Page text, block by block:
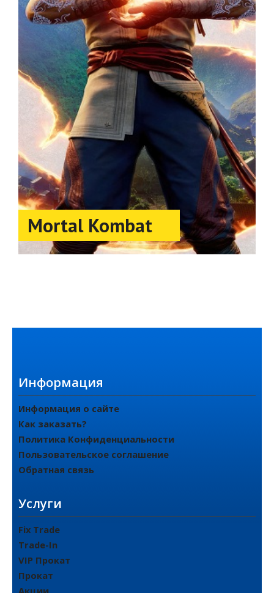
Mortal Kombat
Информация
Информация о сайте
Как заказать?
Политика Конфиденциальности
Пользовательское соглашение
Обратная связь
Услуги
Fix Trade
Trade-In
VIP Прокат
Прокат
Акции